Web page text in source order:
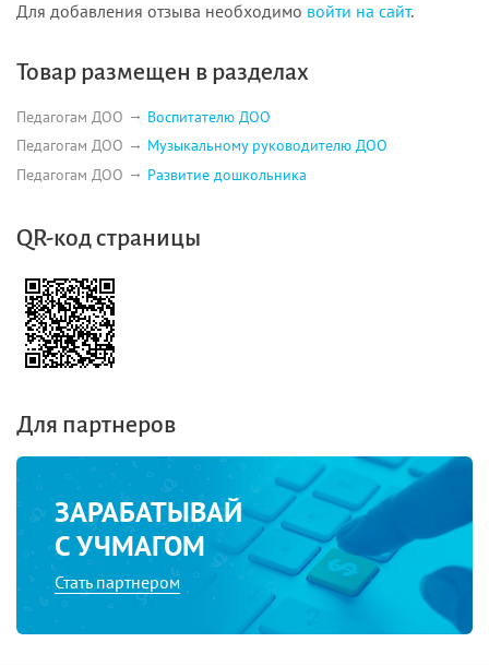
Для добавления отзыва необходимо войти на сайт.
Товар размещен в разделах
Педагогам ДОО
Воспитателю ДОО
Педагогам ДОО
Музыкальному руководителю ДОО
Педагогам ДОО
Развитие дошкольника
QR-код страницы
Для партнеров
ЗАРАБАТЫВАЙ
С УЧМАГОМ
Стать партнером